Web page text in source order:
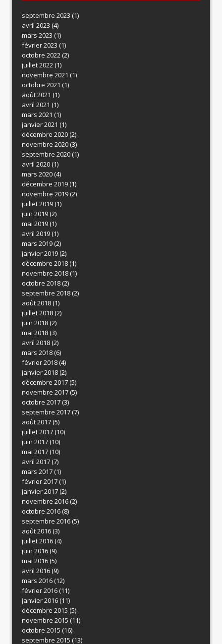
septembre 2023 (1)
avril 2023 (4)
mars 2023 (1)
février 2023 (1)
octobre 2022(2)
juillet 2022(1)
novembre 2021 (1)
octobre 2021 (1)
août 2021 (1)
avril 2021 (1)
mars 2021 (1)
janvier 2021 (1)
décembre 2020(2)
novembre 2020(3)
septembre 2020(1)
avril 2020(1)
mars 2020(4)
décembre 2019(1)
novembre 2019(2)
juillet 2019(1)
juin 2019(2)
mai 2019(1)
avril 2019(1)
mars 2019(2)
janvier 2019(2)
décembre 2018(1)
novembre 2018(1)
octobre 2018(2)
septembre 2018(2)
août 2018(1)
juillet 2018(2)
juin 2018(2)
mai 2018(3)
avril 2018(2)
mars 2018(6)
février 2018(4)
janvier 2018(2)
décembre 2017(5)
novembre 2017(5)
octobre 2017(3)
septembre 2017(7)
août 2017(5)
juillet 2017(10)
juin 2017(10)
mai 2017(10)
avril 2017(7)
mars 2017(1)
février 2017(1)
janvier 2017(2)
novembre 2016(2)
octobre 2016(8)
septembre 2016(5)
août 2016(3)
juillet 2016(4)
juin 2016(9)
mai 2016(5)
avril 2016(9)
mars 2016(12)
février 2016(11)
janvier 2016(11)
décembre 2015 (5)
novembre 2015 (11)
octobre 2015 (16)
septembre 2015 (13)